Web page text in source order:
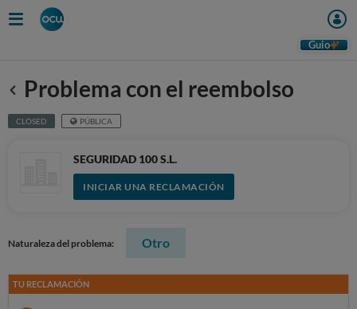
Guio
Anterior
Problema con el reembolso
CLOSED PÚBLICA
SEGURIDAD 100 S.L.
INICIAR UNA RECLAMACIÓN
Naturaleza del problema: Otro
TU RECLAMACIÓN